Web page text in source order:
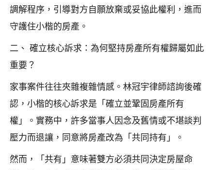
調解程序，引導對方自願放棄或妥協此權利，進而
守護住小楷的房產。
二、 確立核心訴求：為何堅持房產所有權歸屬如此
重要？
家事案件往往夾雜複雜情感。林冠宇律師諮詢後確
認，小楷的核心訴求是「確立並鞏固房產所有
權」。實務中，許多當事人因念及舊情或不堪談判
壓力而退讓，同意將房產改為「共同持有」。
然而，「共有」意味著雙方必須共同決定房屋命